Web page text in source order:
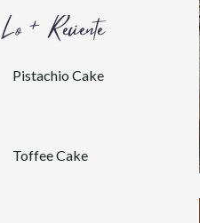
Lo + Reciente
Pistachio Cake
Toffee Cake